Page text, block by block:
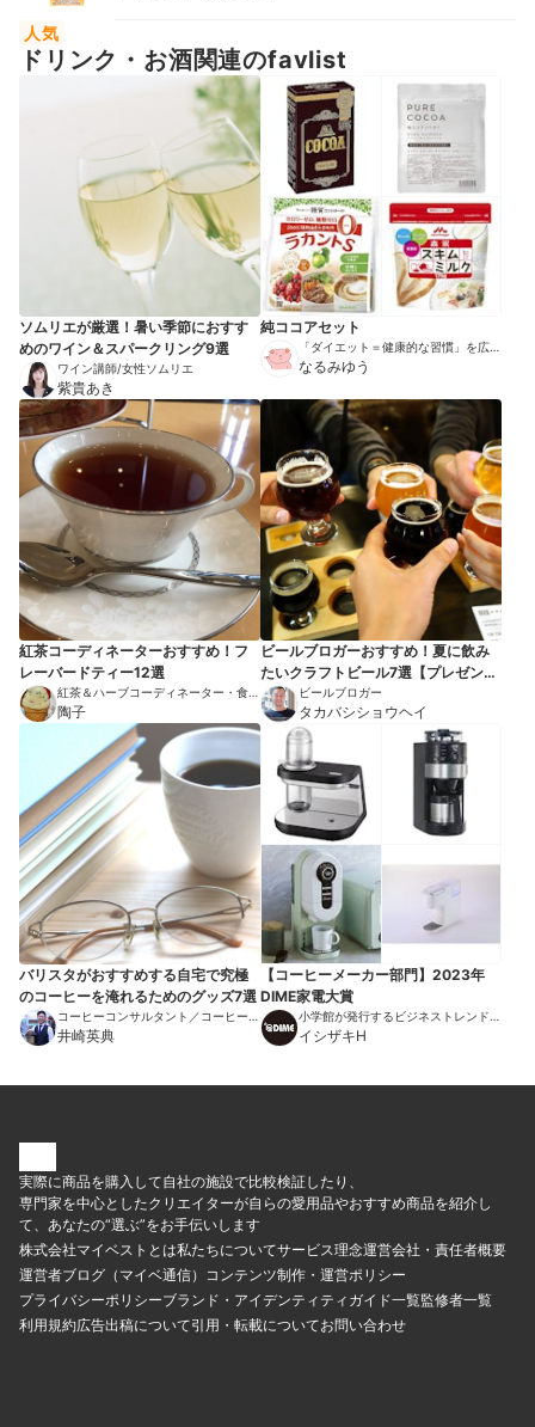
人気
ドリンク・お酒関連のfavlist
ソムリエが厳選！暑い季節におすす
めのワイン＆スパークリング9選
ワイン講師/女性ソムリエ
紫貴あき
純ココアセット
「ダイエット＝健康的な習慣」を広め
る伝道師
なるみゆう
紅茶コーディネーターおすすめ！フ
レーバードティー12選
紅茶＆ハーブコーディネーター・食品
衛生責任者
陶子
ビールブロガーおすすめ！夏に飲み
たいクラフトビール7選【プレゼント
にも】ビールブロガー
タカバシショウヘイ
バリスタがおすすめする自宅で究極
のコーヒーを淹れるためのグッズ7選
コーヒーコンサルタント／コーヒーエ
ヴァンジェリスト
井崎英典
【コーヒーメーカー部門】2023年
DIME家電大賞
小学館が発行するビジネストレンドマ
ガジン
イシザキH
実際に商品を購入して自社の施設で比較検証したり、
専門家を中心としたクリエイターが自らの愛用品やおすすめ商品を紹介し
て、あなたの“選ぶ”をお手伝いします
株式会社マイベストとは私たちについてサービス理念運営会社・責任者概要
運営者ブログ（マイベ通信） コンテンツ制作・運営ポリシー
プライバシーポリシーブランド・アイデンティティ ガイド一覧監修者一覧
利用規約広告出稿について引用・転載についてお問い合わせ